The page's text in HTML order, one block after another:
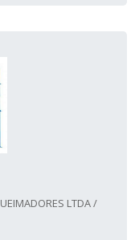
LTDA /